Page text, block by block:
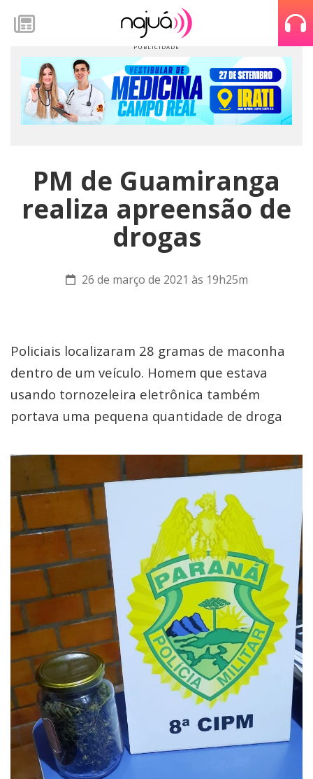
PM de Guamiranga
realiza apreensão de
drogas
26 de março de 2021 às 19h25m
Policiais localizaram 28 gramas de maconha
dentro de um veículo. Homem que estava
usando tornozeleira eletrônica também
portava uma pequena quantidade de droga